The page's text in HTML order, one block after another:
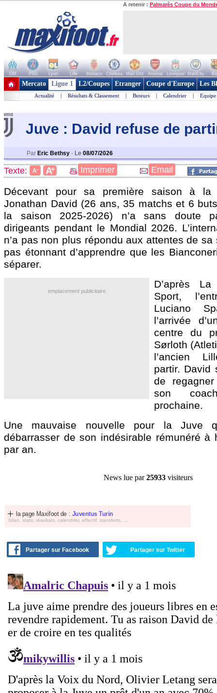
A retenir : Palmarès Coupe du
OM PSG Lyon Lille Monaco Chelsea Man Utd Arsenal Liverpool ManCity
+ de clubs
Mercato Ligue 1 L2/Coupes Etranger Coupe d'Europe Les
Actualité | Résultats & Classement | Buteurs | Calendrier | Equipe
Juve : David refuse de
Par Eric Bethsy - Le 08/07/2026
Texte: A- A+ Imprimer Email
Décevant pour sa première saison à la
Jonathan David (26 ans, 35 matchs et 6
la saison 2025-2026) n’a sans doute
dirigeants pendant le Mondial 2026.
n’a pas non plus répondu aux attentes de sa
pas étonnant d’apprendre que les
séparer.
emplacement publicitaire
D’après
Sport,
Luciano
l’arrivée
centre du
Sørloth
l’ancien
partir. David
de
son
prochaine.
Une mauvaise nouvelle pour la Juve
débarrasser de son indésirable rémunéré à
par an.
News lue par25933 visiteurs
la page Maxifoot de : Juventus Turin
bilan, stats, résultats, calendrier, effectif, transferts, ...
Partager sur Facebook Partager sur Twitter